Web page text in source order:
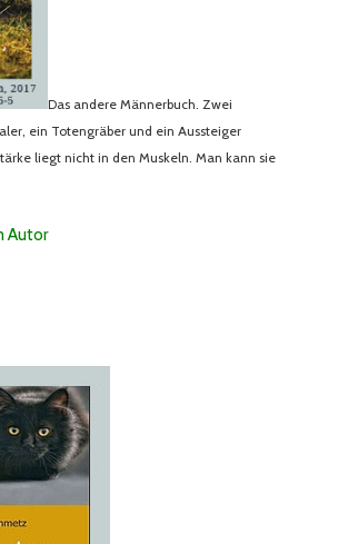
Das andere Männerbuch. Zwei
ein Totengräber und ein Aussteiger
liegt nicht in den Muskeln. Man kann sie
Autor